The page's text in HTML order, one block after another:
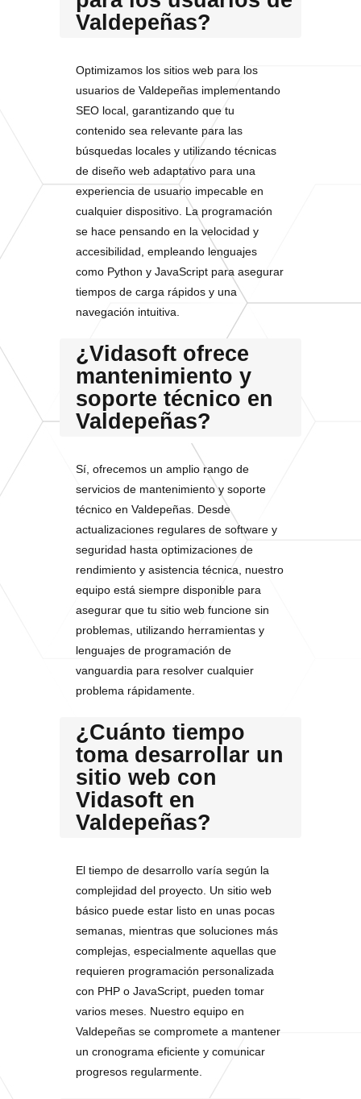
Valdepeñas?
Optimizamos los sitios web para los
usuarios de Valdepeñas implementando
SEO local, garantizando que tu
contenido sea relevante para las
búsquedas locales y utilizando técnicas
de diseño web adaptativo para una
experiencia de usuario impecable en
cualquier dispositivo. La programación
se hace pensando en la velocidad y
accesibilidad, empleando lenguajes
como Python y JavaScript para asegurar
tiempos de carga rápidos y una
navegación intuitiva.
¿Vidasoft ofrece
mantenimiento y
soporte técnico en
Valdepeñas?
Sí, ofrecemos un amplio rango de
servicios de mantenimiento y soporte
técnico en Valdepeñas. Desde
actualizaciones regulares de software y
seguridad hasta optimizaciones de
rendimiento y asistencia técnica, nuestro
equipo está siempre disponible para
asegurar que tu sitio web funcione sin
problemas, utilizando herramientas y
lenguajes de programación de
vanguardia para resolver cualquier
problema rápidamente.
¿Cuánto tiempo
toma desarrollar un
sitio web con
Vidasoft en
Valdepeñas?
El tiempo de desarrollo varía según la
complejidad del proyecto. Un sitio web
básico puede estar listo en unas pocas
semanas, mientras que soluciones más
complejas, especialmente aquellas que
requieren programación personalizada
con PHP o JavaScript, pueden tomar
varios meses. Nuestro equipo en
Valdepeñas se compromete a mantener
un cronograma eficiente y comunicar
progresos regularmente.